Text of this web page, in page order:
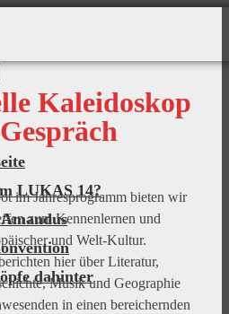
LUKAS 14?
dahinter
Kaleidoskop
im Jahresprogramm bieten wir
zum Kennenlernen und
und Welt-Kultur.
hier über Literatur,
Musik und Geographie
in einen bereichernden